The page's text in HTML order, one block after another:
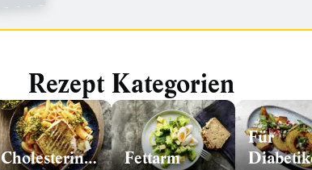
Rezept Kategorien
Cholesterinarm Fettarm
Für